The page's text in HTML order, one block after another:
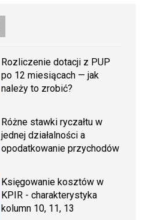
Rozliczenie dotacji z PUP
po 12 miesiącach — jak
należy to zrobić?
Różne stawki ryczałtu w
jednej działalności a
opodatkowanie przychodów
Księgowanie kosztów w
KPIR - charakterystyka
kolumn 10, 11, 13